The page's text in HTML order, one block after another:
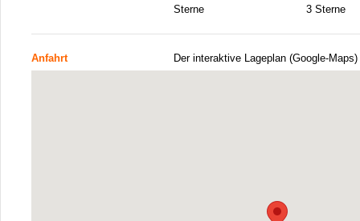
Sterne
3 Sterne
Anfahrt Der interaktive Lageplan (Google-